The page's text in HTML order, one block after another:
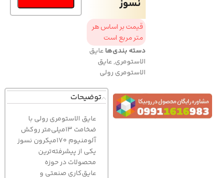
نسوز
قیمت بر اساس هر
متر مربع است
دسته بندی‌ها عایق
الاستومری,عایق
الاستومری رولی
توضیحات
عایق الاستومری رولی با
ضخامت 13میلی‌متر روکش
آلومنیوم 170میکرون نسوز
یکی از پیشرفته‌ترین
محصولات در حوزه
عایق‌کاری صنعتی و